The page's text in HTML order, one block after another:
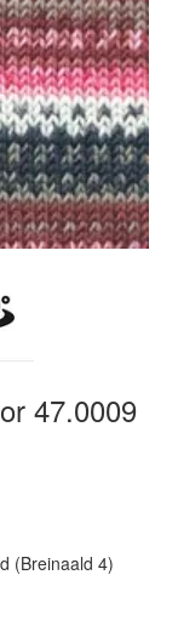
47.0009
(Breinaald 4)